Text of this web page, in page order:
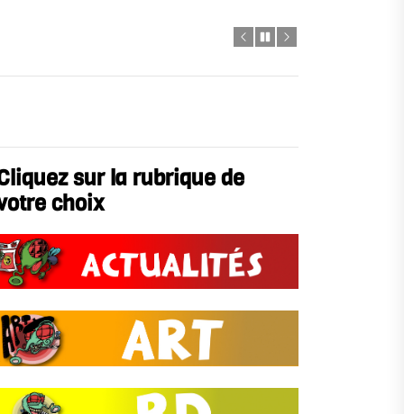
sur la rubrique de
choix